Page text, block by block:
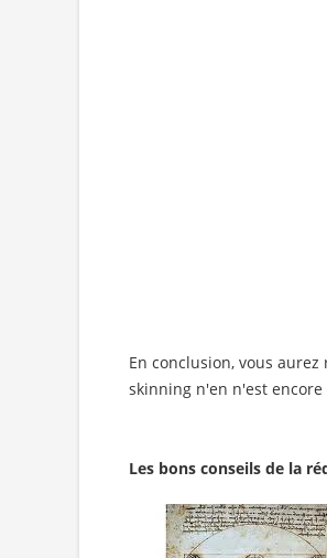
En conclusion, vous
skinning n'en n'est
Les bons conseils de la